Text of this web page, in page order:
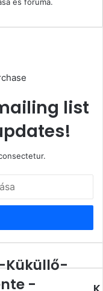
és fóruma.
list
Küküllő-
-